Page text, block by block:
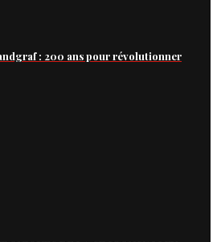
: 200 ans pour révolutionner